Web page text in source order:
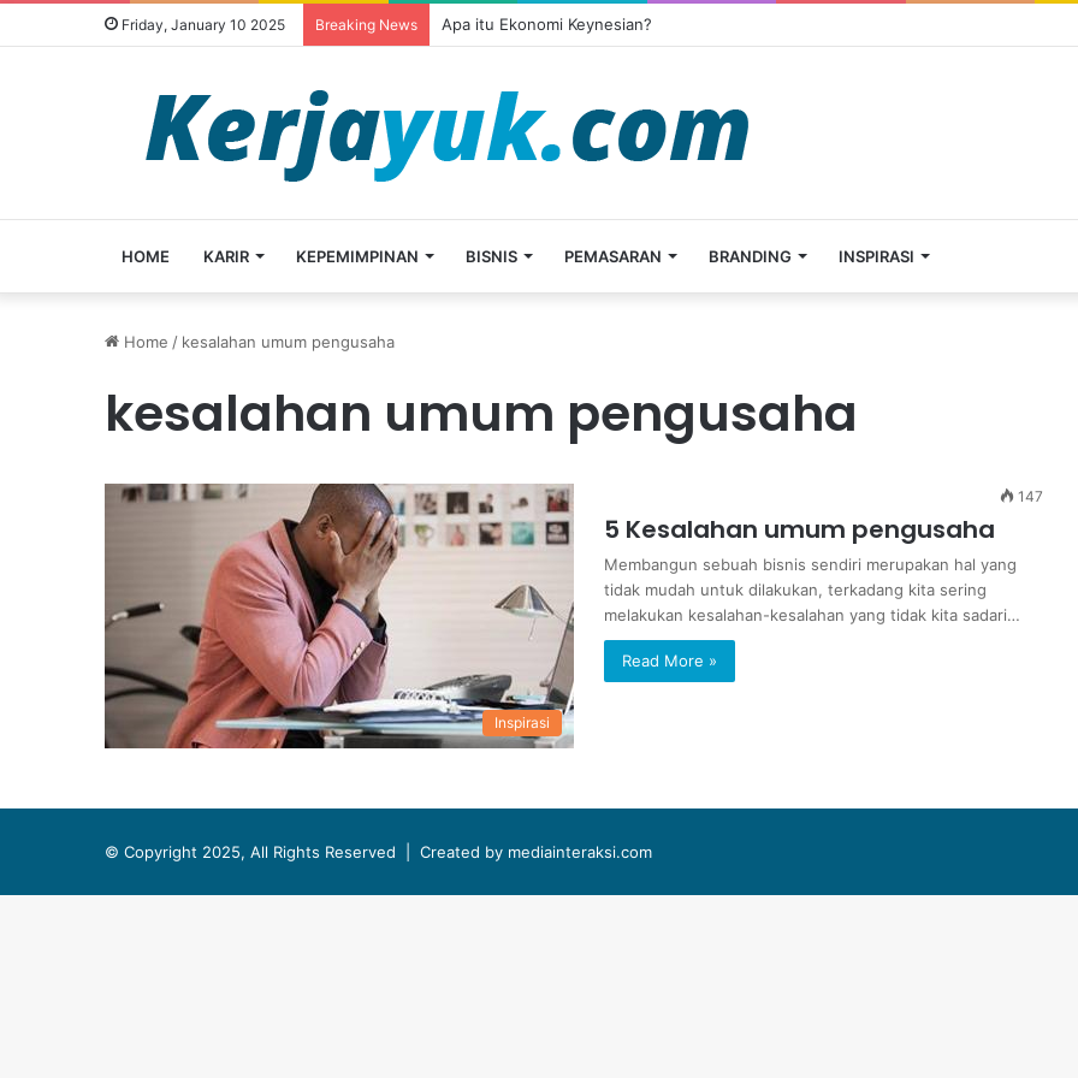
Friday, January 10 2025 Breaking News Apa itu Ekonomi Keynesian?
HOME KARIR KEPEMIMPINAN BISNIS PEMASARAN BRANDING INSPIRASI
Home / kesalahan umum pengusaha
kesalahan umum pengusaha
Inspirasi
147
5 Kesalahan umum pengusaha
Membangun sebuah bisnis sendiri merupakan hal yang
tidak mudah untuk dilakukan, terkadang kita sering
melakukan kesalahan-kesalahan yang tidak kita sadari…
Read More »
© Copyright 2025, All Rights Reserved | Created by mediainteraksi.com